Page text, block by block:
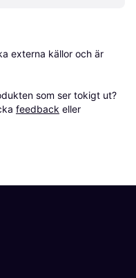
externa källor och är
som ser tokigt ut?
feedback eller